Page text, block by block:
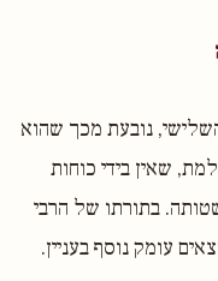
נובעת מכך שהוא
שאין בידי כוחות
בתורתו של הרבי
עומק נוסף בעניין.